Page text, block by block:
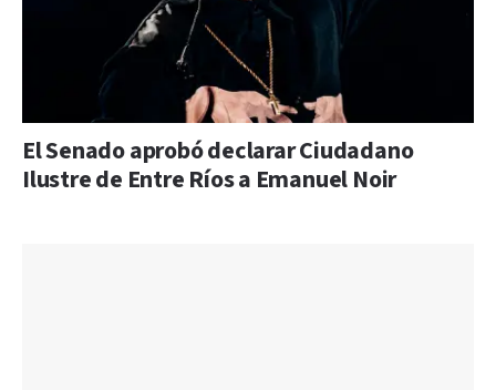
El Senado aprobó declarar Ciudadano
Ilustre de Entre Ríos a Emanuel Noir